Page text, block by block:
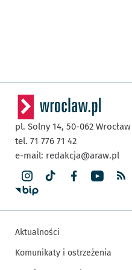
pl. Solny 14, 50-062 Wrocław
tel. 71 776 71 42
e-mail: redakcja@araw.pl
Aktualności
Komunikaty i ostrzeżenia